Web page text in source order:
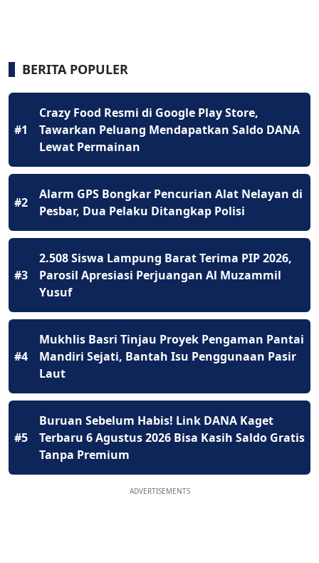
BERITA POPULER
#1
Crazy Food Resmi di Google Play Store,
Tawarkan Peluang Mendapatkan Saldo DANA
Lewat Permainan
#2
Alarm GPS Bongkar Pencurian Alat Nelayan di
Pesbar, Dua Pelaku Ditangkap Polisi
#3
2.508 Siswa Lampung Barat Terima PIP 2026,
Parosil Apresiasi Perjuangan Al Muzammil
Yusuf
#4
Mukhlis Basri Tinjau Proyek Pengaman Pantai
Mandiri Sejati, Bantah Isu Penggunaan Pasir
Laut
#5
Buruan Sebelum Habis! Link DANA Kaget
Terbaru 6 Agustus 2026 Bisa Kasih Saldo Gratis
Tanpa Premium
ADVERTISEMENTS